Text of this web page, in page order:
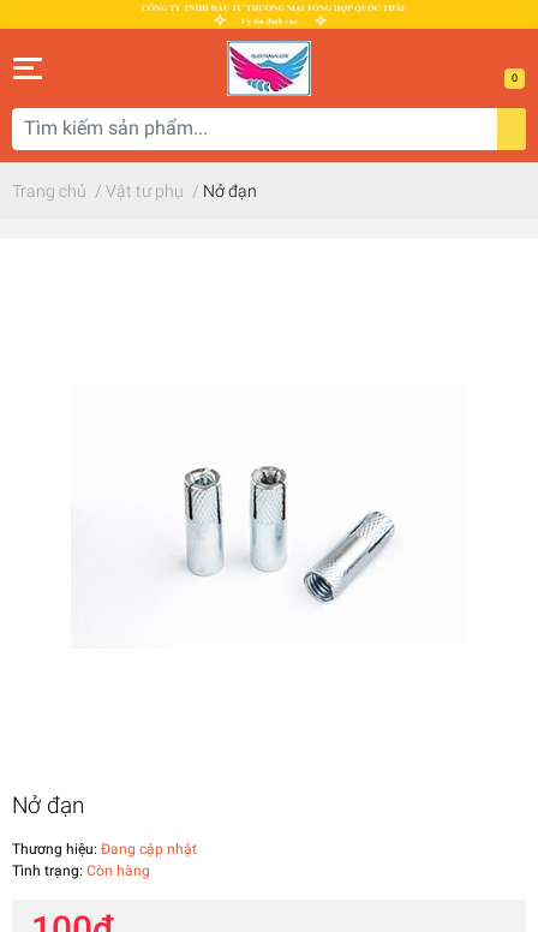
0
Trang chủ / Vật tư phụ / Nở đạn
Nở đạn
Thương hiệu: Đang cập nhật
Tình trạng: Còn hàng